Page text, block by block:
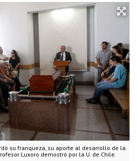
su franqueza, su aporte al desarrollo de la
Luxoro demostró por la U. de Chile.